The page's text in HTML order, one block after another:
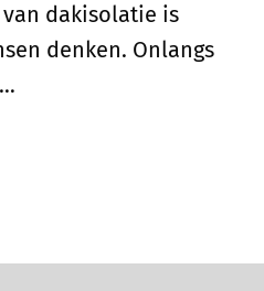
dakisolatie is
denken. Onlangs